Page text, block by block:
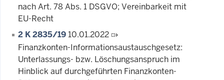
nach Art. 78 Abs. 1 DSGVO; Vereinbarkeit mit
EU-Recht
2 K 2835/1910.01.2022
Finanzkonten-Informationsaustauschgesetz:
Unterlassungs- bzw. Löschungsanspruch im
Hinblick auf durchgeführten Finanzkonten-